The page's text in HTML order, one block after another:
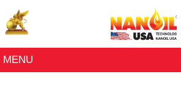
Trang Chủ
Sản Phẩm
MENU